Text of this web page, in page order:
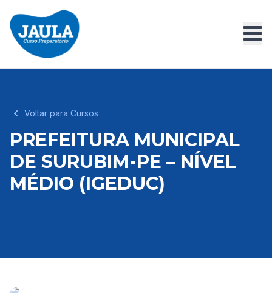
Voltar para Cursos
PREFEITURA MUNICIPAL
DE SURUBIM-PE – NÍVEL
MÉDIO (IGEDUC)